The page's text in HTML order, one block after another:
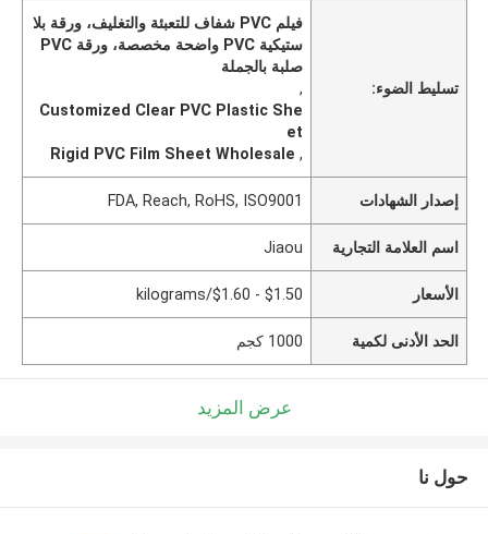
تسليط الضوء:
فيلم PVC شفاف للتعبئة والتغليف، ورقة بلا
ستيكية PVC واضحة مخصصة، ورقة PVC
صلبة بالجملة
,
Customized Clear PVC Plastic She
et
,
Rigid PVC Film Sheet Wholesale
إصدار الشهادات FDA, Reach, RoHS, ISO9001
اسم العلامة التجارية Jiaou
الأسعار $1.50 - $1.60/kilograms
الحد الأدنى لكمية 1000 كجم
عرض المزيد
حول نا